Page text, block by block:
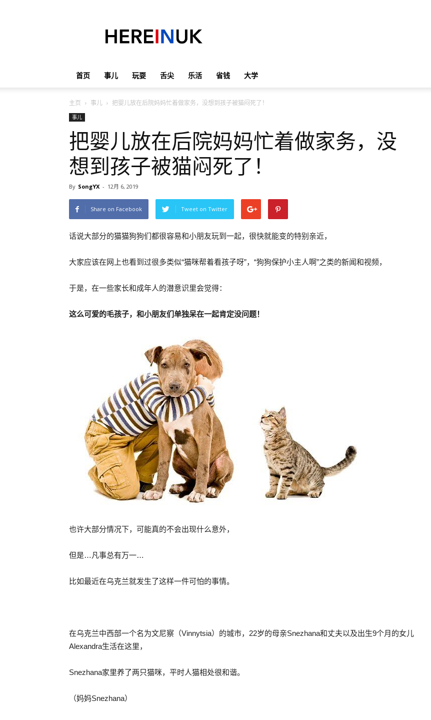
首页 事儿 玩耍 舌尖 乐活 省钱 大学
主页 事儿 把婴儿放在后院妈妈忙着做家务，没想到孩子被猫闷死了！
事儿
把婴儿放在后院妈妈忙着做家务，没
想到孩子被猫闷死了！
By SongYX - 12月 6, 2019
Share on Facebook Tweet on Twitter
话说大部分的猫猫狗狗们都很容易和小朋友玩到一起，很快就能变的特别亲近，
大家应该在网上也看到过很多类似“猫咪帮着看孩子呀”，“狗狗保护小主人啊”之类的新闻和视频，
于是，在一些家长和成年人的潜意识里会觉得：
这么可爱的毛孩子，和小朋友们单独呆在一起肯定没问题！
也许大部分情况下，可能真的不会出现什么意外，
但是…凡事总有万一…
比如最近在乌克兰就发生了这样一件可怕的事情。
在乌克兰中西部一个名为文尼察（Vinnytsia）的城市，22岁的母亲Snezhana和丈夫以及出生9个月的女儿
Alexandra生活在这里，
Snezhana家里养了两只猫咪，平时人猫相处很和谐。
（妈妈Snezhana）